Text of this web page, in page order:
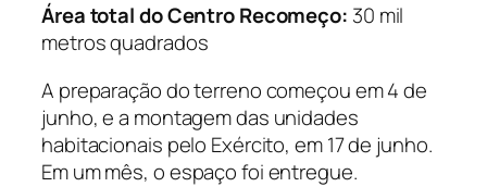
Área total do Centro Recomeço: 30 mil
metros quadrados
A preparação do terreno começou em 4 de
junho, e a montagem das unidades
habitacionais pelo Exército, em 17 de junho.
Em um mês, o espaço foi entregue.